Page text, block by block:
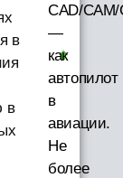
в
в
CAD/
—
как
автопилот
в
авиации.
Не
более